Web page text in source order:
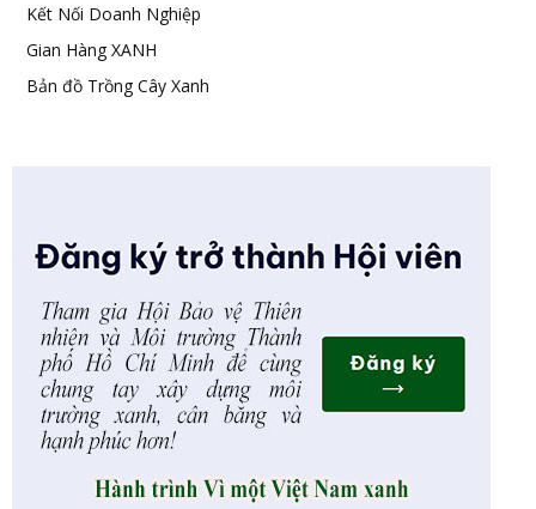
Kết Nối Doanh Nghiệp
Gian Hàng XANH
Bản đồ Trồng Cây Xanh